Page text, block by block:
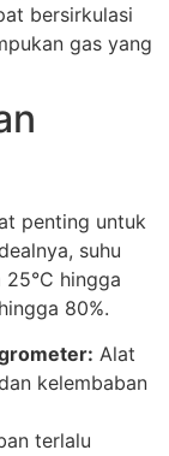
bersirkulasi
gas yang
penting untuk
suhu
hingga
80%.
Alat
kelembaban
terlalu